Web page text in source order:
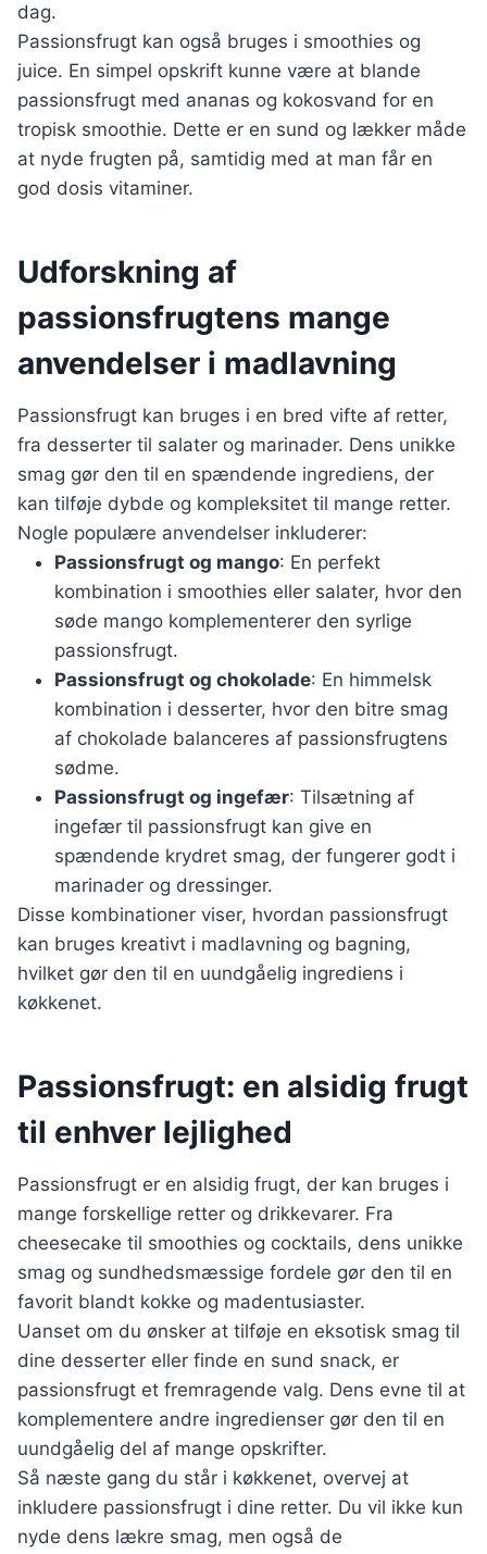
dag.
Passionsfrugt kan også bruges i smoothies og
juice. En simpel opskrift kunne være at blande
passionsfrugt med ananas og kokosvand for en
tropisk smoothie. Dette er en sund og lækker måde
at nyde frugten på, samtidig med at man får en
god dosis vitaminer.
Udforskning af
passionsfrugtens mange
anvendelser i madlavning
Passionsfrugt kan bruges i en bred vifte af retter,
fra desserter til salater og marinader. Dens unikke
smag gør den til en spændende ingrediens, der
kan tilføje dybde og kompleksitet til mange retter.
Nogle populære anvendelser inkluderer:
Passionsfrugt og mango: En perfekt
kombination i smoothies eller salater, hvor den
søde mango komplementerer den syrlige
passionsfrugt.
Passionsfrugt og chokolade: En himmelsk
kombination i desserter, hvor den bitre smag
af chokolade balanceres af passionsfrugtens
sødme.
Passionsfrugt og ingefær: Tilsætning af
ingefær til passionsfrugt kan give en
spændende krydret smag, der fungerer godt i
marinader og dressinger.
Disse kombinationer viser, hvordan passionsfrugt
kan bruges kreativt i madlavning og bagning,
hvilket gør den til en uundgåelig ingrediens i
køkkenet.
Passionsfrugt: en alsidig frugt
til enhver lejlighed
Passionsfrugt er en alsidig frugt, der kan bruges i
mange forskellige retter og drikkevarer. Fra
cheesecake til smoothies og cocktails, dens unikke
smag og sundhedsmæssige fordele gør den til en
favorit blandt kokke og madentusiaster.
Uanset om du ønsker at tilføje en eksotisk smag til
dine desserter eller finde en sund snack, er
passionsfrugt et fremragende valg. Dens evne til at
komplementere andre ingredienser gør den til en
uundgåelig del af mange opskrifter.
Så næste gang du står i køkkenet, overvej at
inkludere passionsfrugt i dine retter. Du vil ikke kun
nyde dens lækre smag, men også de